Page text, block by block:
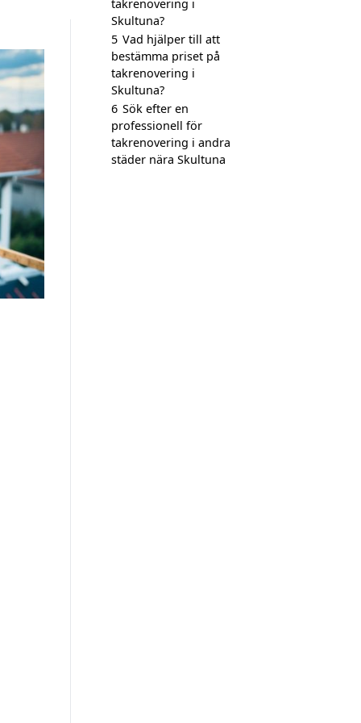
takrenovering i
Skultuna?
5 Vad hjälper till att
bestämma priset på
takrenovering i
Skultuna?
6 Sök efter en
professionell för
takrenovering i andra
städer nära Skultuna